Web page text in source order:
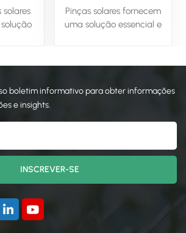
às
prazo.
sistema solar
Pinças solares fornecem
uma solução essencial e
Com materiais duráveis,
propriedades resistentes às
e eficiente a longo prazo.
boletim informativo para obter informações
e insights.